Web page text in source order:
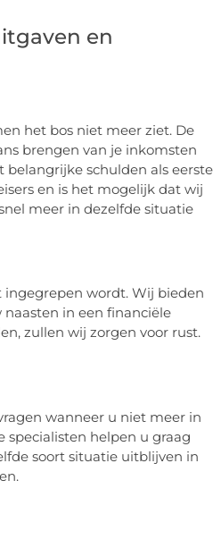
en
het bos niet meer ziet. De
brengen van je inkomsten
schulden als eerste
en is het mogelijk dat wij
meer in dezelfde situatie
wordt. Wij bieden
in een financiële
zullen wij zorgen voor rust.
wanneer u niet meer in
specialisten helpen u graag
soort situatie uitblijven in